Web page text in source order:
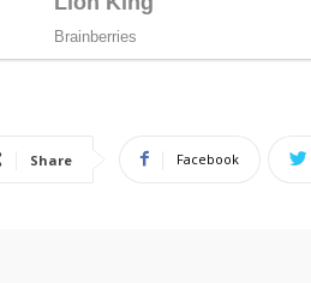
Share Facebook